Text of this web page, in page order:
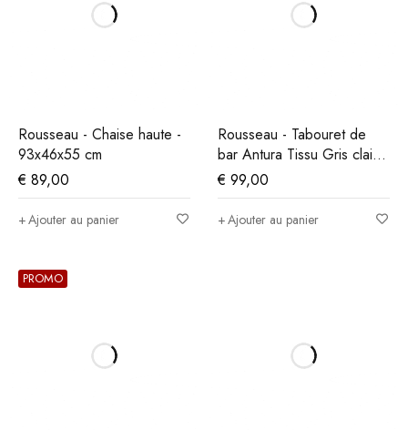
Rousseau - Chaise haute -
93x46x55 cm
€ 89,00
Ajouter au panier
Rousseau - Tabouret de
bar Antura Tissu Gris clair -
97x46x53 cm
€ 99,00
Ajouter au panier
PROMO